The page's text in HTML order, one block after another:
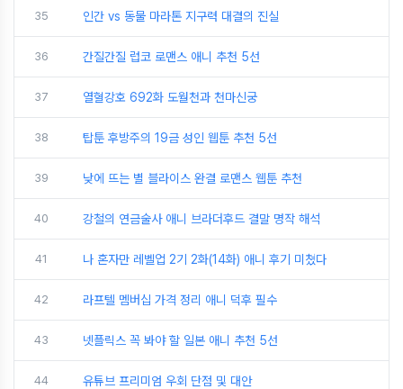
35 인간 vs 동물 마라톤 지구력 대결의 진실
36 간질간질 럽코 로맨스 애니 추천 5선
37 열혈강호 692화 도월천과 천마신궁
38 탑툰 후방주의 19금 성인 웹툰 추천 5선
39 낮에 뜨는 별 블라이스 완결 로맨스 웹툰 추천
40 강철의 연금술사 애니 브라더후드 결말 명작 해석
41 나 혼자만 레벨업 2기 2화(14화) 애니 후기 미쳤다
42 라프텔 멤버십 가격 정리 애니 덕후 필수
43 넷플릭스 꼭 봐야 할 일본 애니 추천 5선
44 유튜브 프리미엄 우회 단점 및 대안